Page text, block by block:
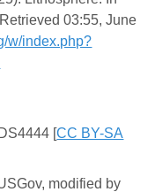
03:55, June
w/index.php?
[CC BY-SA
modified by